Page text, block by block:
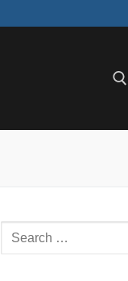
Rechercher
: